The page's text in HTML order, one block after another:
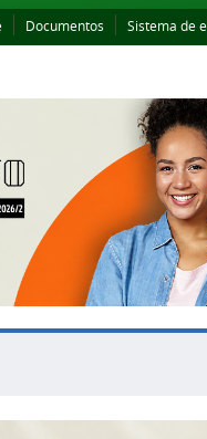
Documentos Sistema de